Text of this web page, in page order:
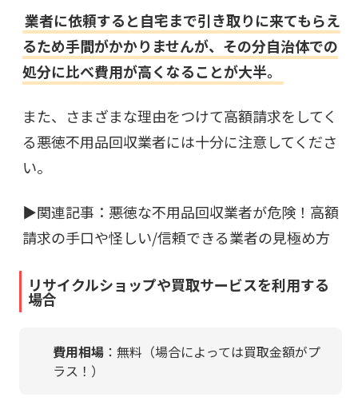
業者に依頼すると自宅まで引き取りに来てもらえ
るため手間がかかりませんが、その分自治体での
処分に比べ費用が高くなることが大半。
また、さまざまな理由をつけて高額請求をしてく
る悪徳不用品回収業者には十分に注意してくださ
い。
▶︎関連記事： 悪徳な不用品回収業者が危険！高額
請求の手口や怪しい/信頼できる業者の見極め方
リサイクルショップや買取サービスを利用する
場合
費用相場 ：無料（場合によっては買取金額がプ
ラス！）